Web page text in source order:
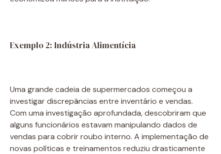
Exemplo 2: Indústria Alimentícia
Uma grande cadeia de supermercados começou a
investigar discrepâncias entre inventário e vendas.
Com uma investigação aprofundada, descobriram que
alguns funcionários estavam manipulando dados de
vendas para cobrir roubo interno. A implementação de
novas políticas e treinamentos reduziu drasticamente